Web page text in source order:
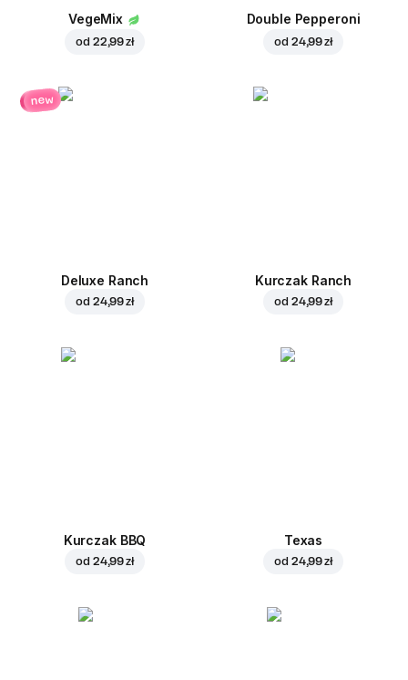
VegeMix
od 22,99 zł
Double Pepperoni
od 24,99 zł
new
Deluxe Ranch
od 24,99 zł
Kurczak Ranch
od 24,99 zł
Kurczak BBQ
od 24,99 zł
Texas
od 24,99 zł